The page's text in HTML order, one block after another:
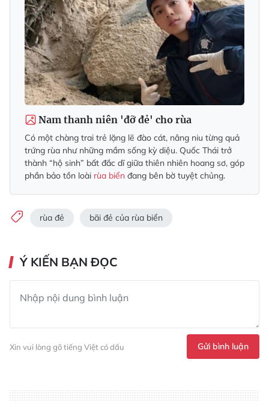
Nam thanh niên 'đỡ đẻ' cho rùa
Có một chàng trai trẻ lặng lẽ đào cát, nâng niu từng quả
trứng rùa như những mầm sống kỳ diệu. Quốc Thái trở
thành “hộ sinh” bất đắc dĩ giữa thiên nhiên hoang sơ, góp
phần bảo tồn loài rùa biển đang bên bờ tuyệt chủng.
rùa đẻ bãi đẻ của rùa biển
Ý KIẾN BẠN ĐỌC
Xin vui lòng gõ tiếng Việt có dấu Gửi bình luận